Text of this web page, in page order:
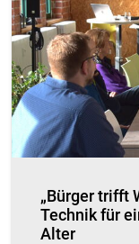
„Bürger trifft
Technik für
Alter